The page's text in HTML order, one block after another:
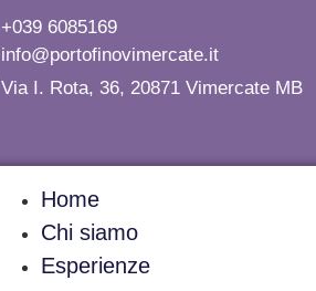
+039 6085169
info@portofinovimercate.it
Via I. Rota, 36, 20871 Vimercate MB
Home
Chi siamo
Esperienze